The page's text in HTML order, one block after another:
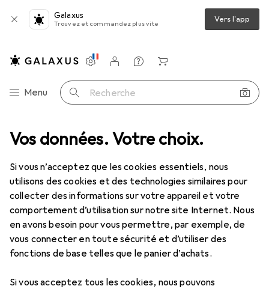
Vos données. Votre choix.
Si vous n’acceptez que les cookies essentiels, nous
utilisons des cookies et des technologies similaires pour
collecter des informations sur votre appareil et votre
comportement d’utilisation sur notre site Internet. Nous
en avons besoin pour vous permettre, par exemple, de
vous connecter en toute sécurité et d’utiliser des
fonctions de base telles que le panier d’achats.
Si vous acceptez tous les cookies, nous pouvons
Galaxus
Trouvez et commandez plus vite Vers l'app
Navigation par catégorie
Menu Recherche
Paramètres
Compte client
Listes de comparaison
Listes d'envies
Panier
Mode Tout en mode Montres + bijoux Bijoux
Piercing
ProduitsForum